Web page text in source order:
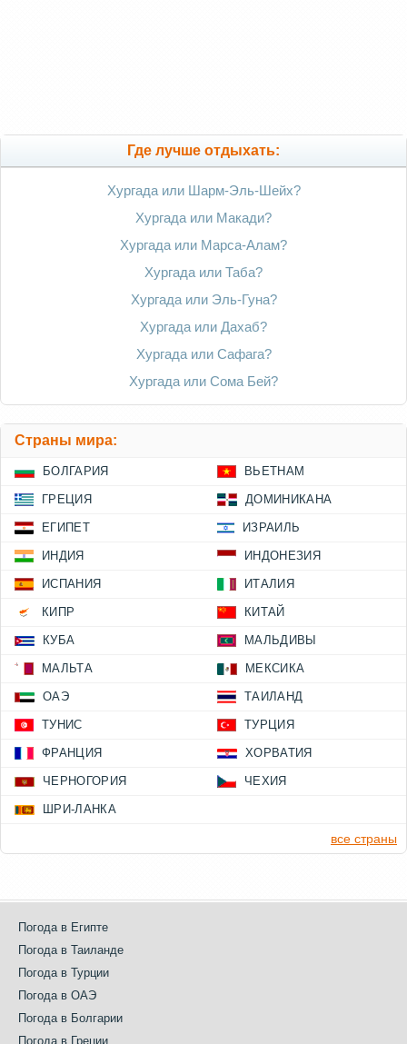
Где лучше отдыхать:
Хургада или Шарм-Эль-Шейх?
Хургада или Макади?
Хургада или Марса-Алам?
Хургада или Таба?
Хургада или Эль-Гуна?
Хургада или Дахаб?
Хургада или Сафага?
Хургада или Сома Бей?
Страны мира:
БОЛГАРИЯ ВЬЕТНАМ
ГРЕЦИЯ ДОМИНИКАНА
ЕГИПЕТ ИЗРАИЛЬ
ИНДИЯ ИНДОНЕЗИЯ
ИСПАНИЯ ИТАЛИЯ
КИПР КИТАЙ
КУБА МАЛЬДИВЫ
МАЛЬТА МЕКСИКА
ОАЭ ТАИЛАНД
ТУНИС ТУРЦИЯ
ФРАНЦИЯ ХОРВАТИЯ
ЧЕРНОГОРИЯ ЧЕХИЯ
ШРИ-ЛАНКА
все страны
Погода в Египте
Погода в Таиланде
Погода в Турции
Погода в ОАЭ
Погода в Болгарии
Погода в Греции